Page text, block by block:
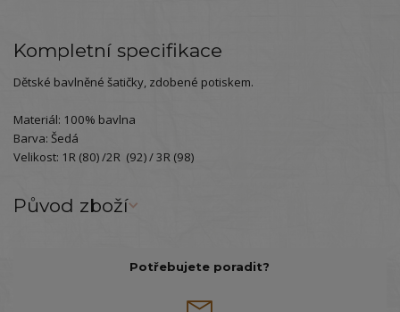
Kompletní specifikace
Dětské bavlněné šatičky, zdobené potiskem.
Materiál: 100% bavlna
Barva: Šedá
Velikost: 1R (80) /2R (92) / 3R (98)
Původ zboží
Potřebujete poradit?